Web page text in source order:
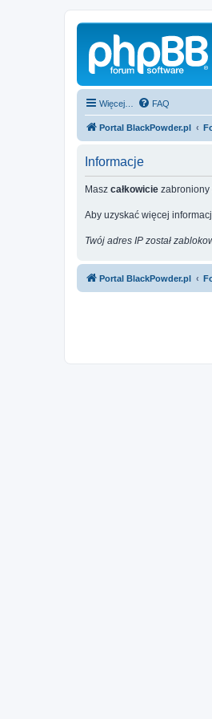
Więcej… FAQ
Portal BlackPowder.pl
Informacje
Masz całkowicie zabroniony
Aby uzyskać więcej
Twój adres IP został
Portal BlackPowder.pl